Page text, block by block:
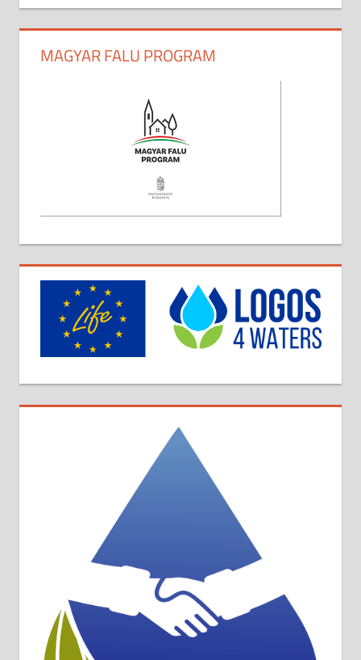
MAGYAR FALU PROGRAM